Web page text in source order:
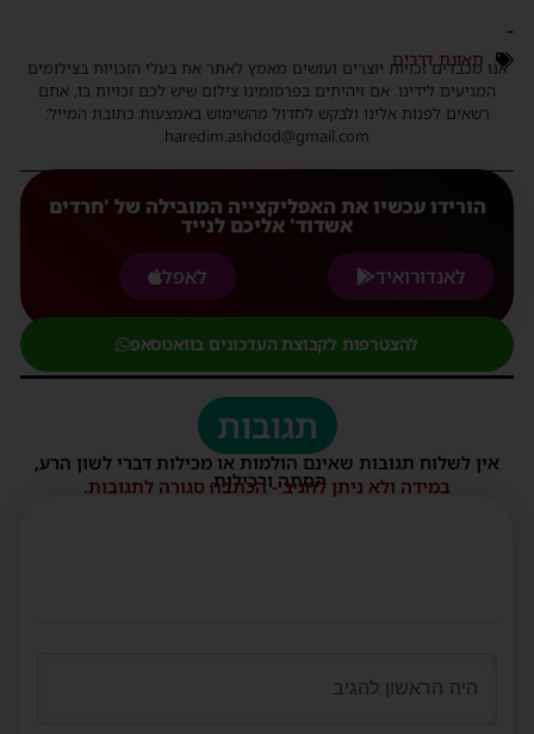
-
תאונת דרכים
אנו מכבדים זכויות יוצרים ועושים מאמץ לאתר את בעלי הזכויות בצילומים
המגיעים לידינו. אם זיהיתים בפרסומינו צילום שיש לכם זכויות בו, אתם
רשאים לפנות אלינו ולבקש לחדול מהשימוש באמצעות כתובת המייל:
haredim.ashdod@gmail.com
הורידו עכשיו את האפליקצייה המובילה של 'חרדים
אשדוד' אליכם לנייד
לאנדורואיד
לאפל
להצטרפות לקבוצת העדכונים בוואטסאפ
תגובות
אין לשלוח תגובות שאינם הולמות או מכילות דברי לשון הרע,
הסתה ורכילות.
במידה ולא ניתן להגיב - הכתבה סגורה לתגובות.